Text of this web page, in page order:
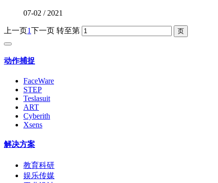
07-02 / 2021
上一页1下一页 转至第
动作捕捉
FaceWare
STEP
Teslasuit
ART
Cyberith
Xsens
解决方案
教育科研
娱乐传媒